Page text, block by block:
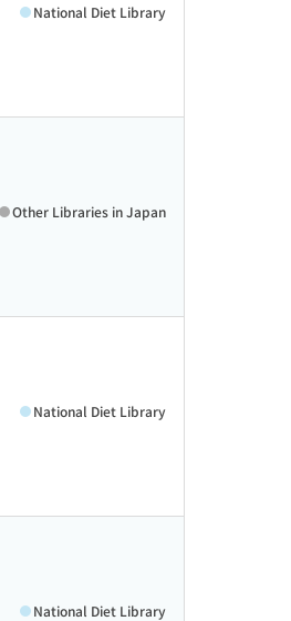
National Diet Library
Other Libraries in Japan
National Diet Library
National Diet Library